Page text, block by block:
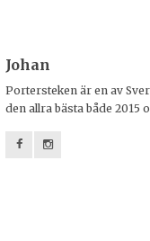
Johan
Portersteken är en av
den allra bästa både 2015